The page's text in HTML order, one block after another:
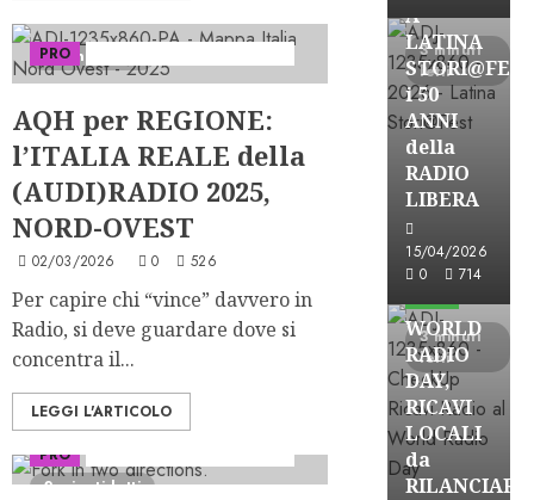
3 minuti letti
PRO
AQH per REGIONE:
l’ITALIA REALE della
(AUDI)RADIO 2025,
NORD-OVEST
02/03/2026 0 526
Per capire chi “vince” davvero in
Radio, si deve guardare dove si
concentra il...
LEGGI L'ARTICOLO
2 minuti letti
PRO
3 minuti
letti
A
LATINA
i 50
ANNI
della
RADIO
LIBERA
15/04/2026
0
714
3 minuti
letti
Astorri News
WORLD
RADIO
DAY,
RICAVI
LOCALI
da
RILANCIARE